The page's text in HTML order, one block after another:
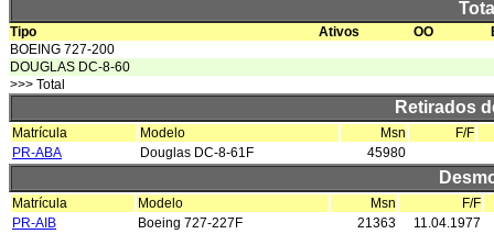
Tipo Ativos OO
BOEING 727-200
DOUGLAS DC-8-60
>>> Total
Retirados
Matrícula Modelo Msn
F/F
PR-ABA
Douglas DC-8-61F 45980
Matrícula Modelo Msn
F/F
PR-AIB
Boeing 727-227F 21363
11.04.1977